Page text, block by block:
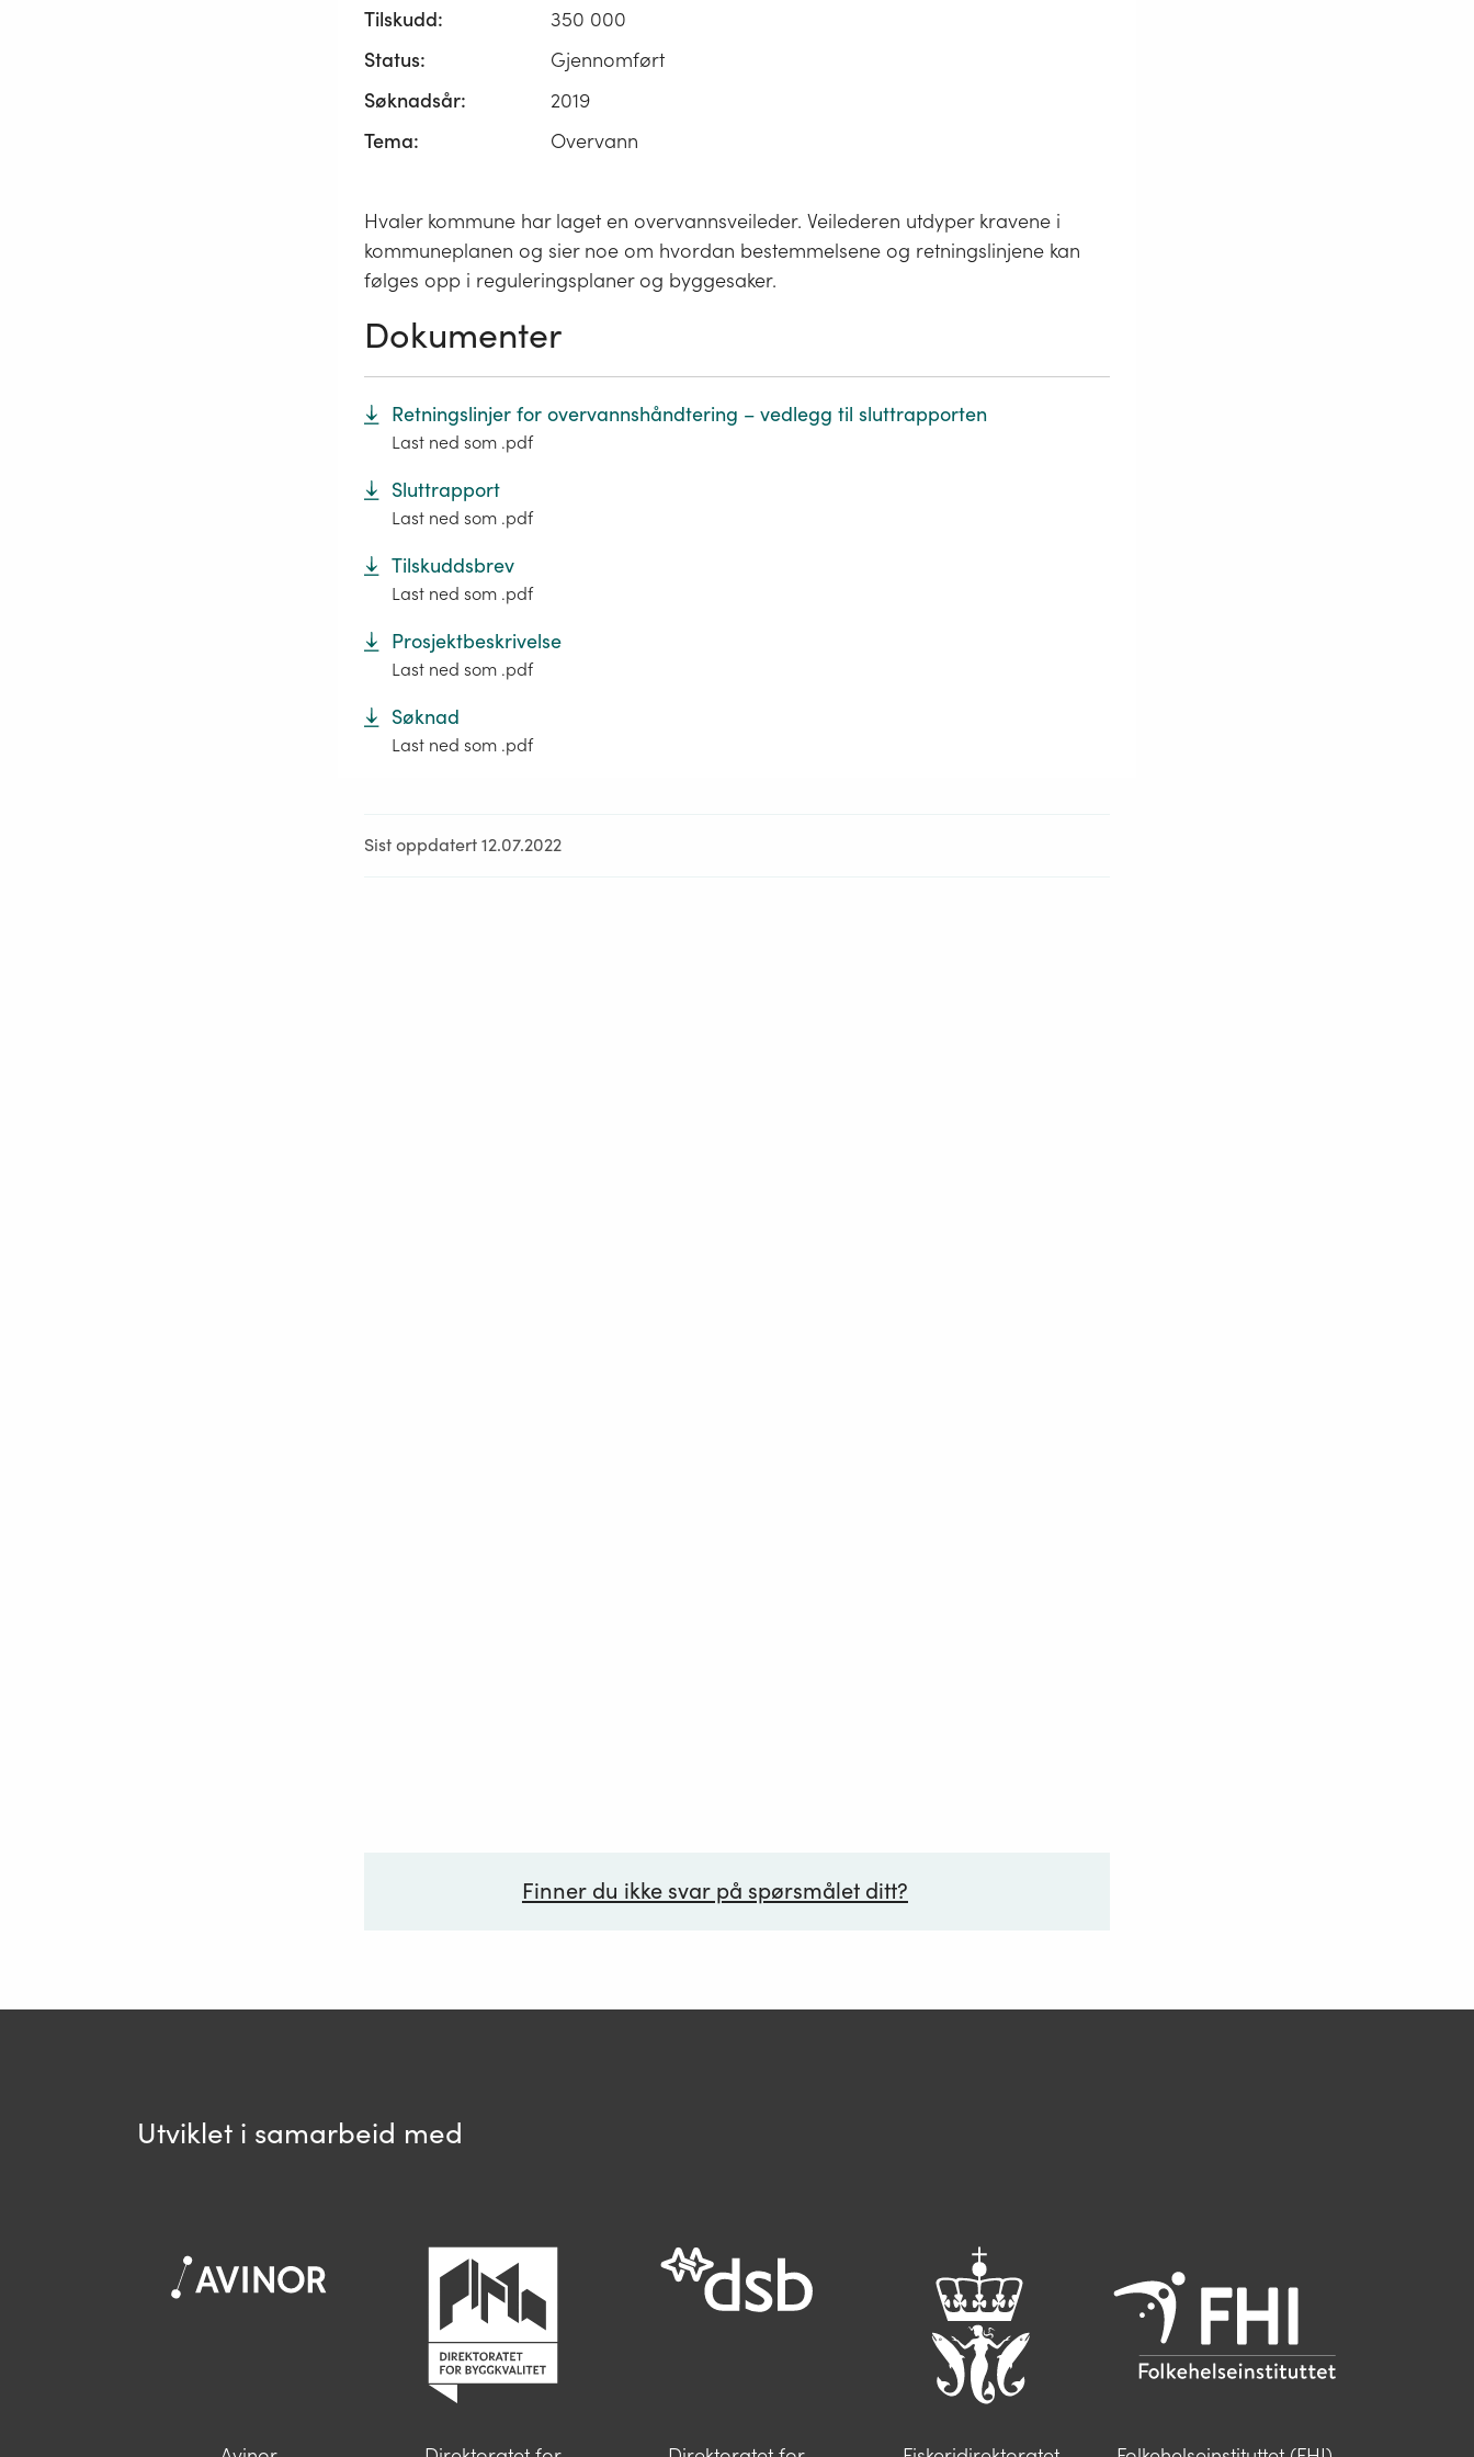
Tilskudd:
350 000
Status:
Gjennomført
Søknadsår:
2019
Tema:
Overvann
Hvaler kommune har laget en overvannsveileder. Veilederen utdyper kravene i
kommuneplanen og sier noe om hvordan bestemmelsene og retningslinjene kan
følges opp i reguleringsplaner og byggesaker.
Dokumenter
Retningslinjer for overvannshåndtering – vedlegg til sluttrapporten
Last ned som .pdf
Sluttrapport
Last ned som .pdf
Tilskuddsbrev
Last ned som .pdf
Prosjektbeskrivelse
Last ned som .pdf
Søknad
Last ned som .pdf
Sist oppdatert 12.07.2022
Finner du ikke svar på spørsmålet ditt?
Når du skriver spørsmålet ditt, gjør vi et søk og viser
deg vår mest relevante informasjon.
Utviklet i samarbeid med